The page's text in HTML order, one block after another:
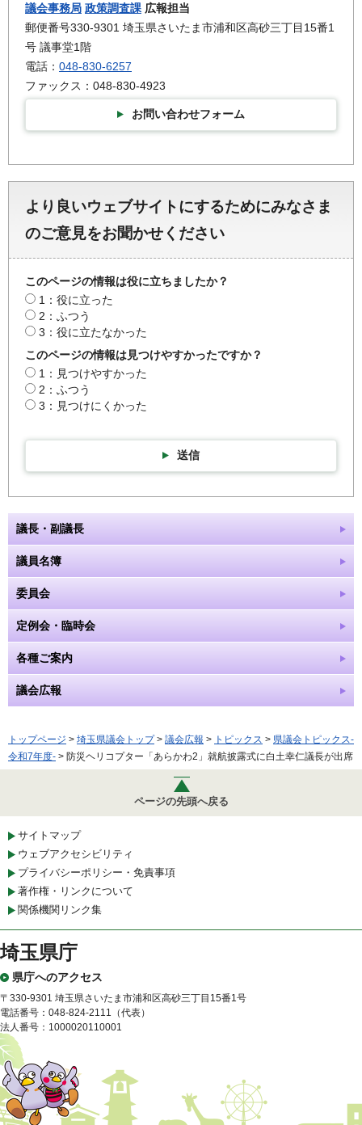
議会事務局 政策調査課 広報担当
郵便番号330-9301 埼玉県さいたま市浦和区高砂三丁目15番1
号 議事堂1階
電話： 048-830-6257
ファックス：048-830-4923
お問い合わせフォーム
より良いウェブサイトにするためにみなさま
のご意見をお聞かせください
このページの情報は役に立ちましたか？
1：役に立った
2：ふつう
3：役に立たなかった
このページの情報は見つけやすかったですか？
1：見つけやすかった
2：ふつう
3：見つけにくかった
送信
議長・副議長
議員名簿
委員会
定例会・臨時会
各種ご案内
議会広報
トップページ > 埼玉県議会トップ> 議会広報 > トピックス > 県議会トピックス-
令和7年度- > 防災ヘリコプター「あらかわ2」就航披露式に白土幸仁議長が出席
ページの先頭へ戻る
サイトマップ
ウェブアクセシビリティ
プライバシーポリシー・免責事項
著作権・リンクについて
関係機関リンク集
埼玉県庁
県庁へのアクセス
〒330-9301 埼玉県さいたま市浦和区高砂三丁目15番1号
電話番号：048-824-2111（代表）
法人番号：1000020110001